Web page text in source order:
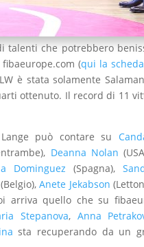
talenti che potrebbero
(qui la scheda
è stata solamente
ottenuto. Il record di 11
può contare su
Deanna Nolan
Dominguez (Spagna),
(Belgio),Anete Jekabson
arriva quello che su
Stepanova, Anna
sta recuperando da un